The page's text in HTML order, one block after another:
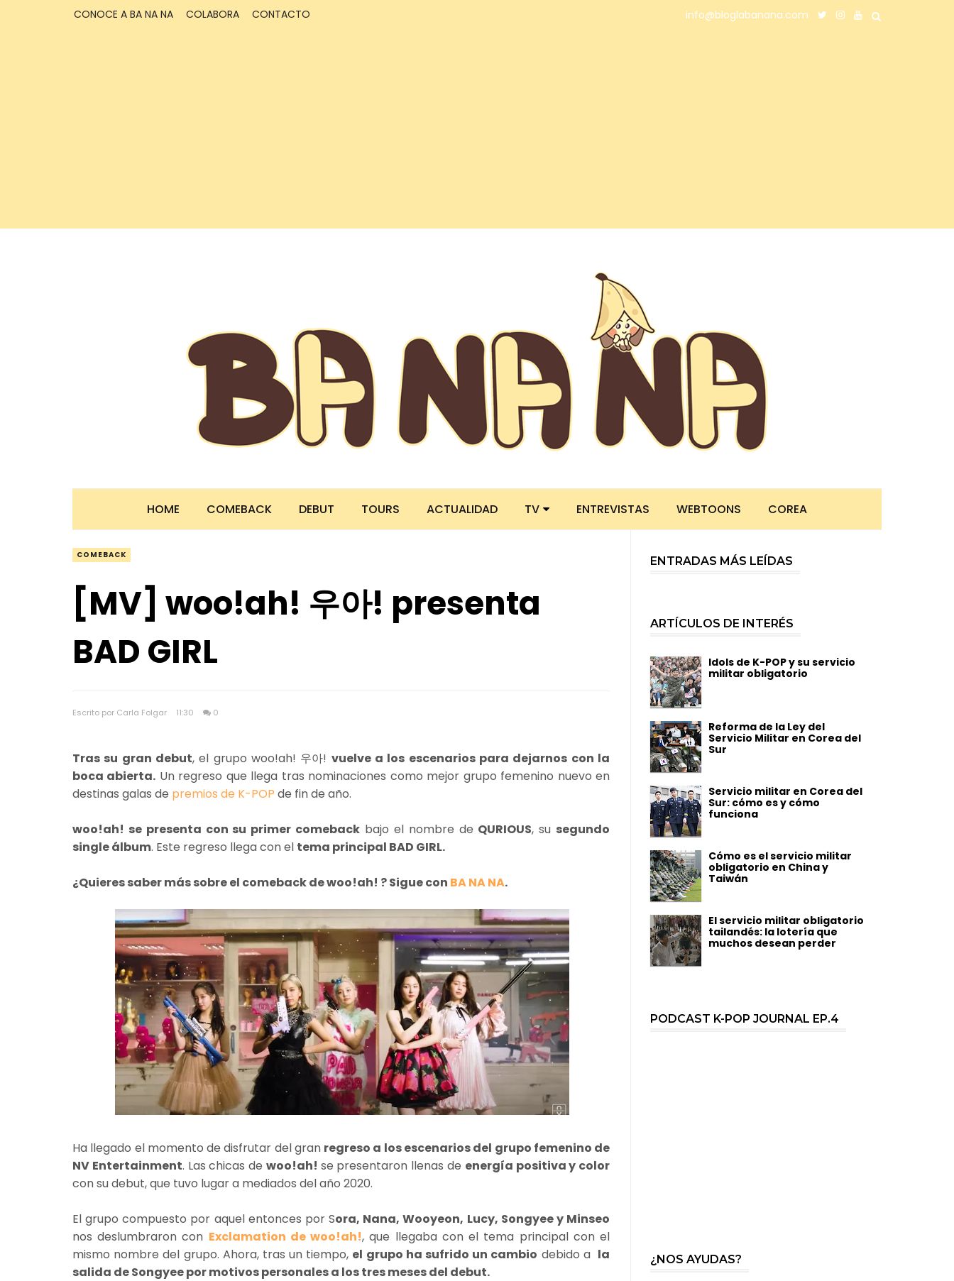
CONOCE A BA NA NA COLABORA CONTACTO info@bloglabanana.com
HOME COMEBACK DEBUT TOURS ACTUALIDAD TV ENTREVISTAS WEBTOONS COREA
COMEBACK
[MV] woo!ah! 우아! presenta
BAD GIRL
Escrito por Carla Folgar 11:30 0
Tras su gran debut, el grupo woo!ah! 우아! vuelve a los escenarios para dejarnos con la
boca abierta. Un regreso que llega tras nominaciones como mejor grupo femenino nuevo en
destinas galas de premios de K-POP de fin de año.
woo!ah! se presenta con su primer comeback bajo el nombre de QURIOUS, su segundo
single álbum. Este regreso llega con el tema principal BAD GIRL.
¿Quieres saber más sobre el comeback de woo!ah! ? Sigue con BA NA NA.
Ha llegado el momento de disfrutar del gran regreso a los escenarios del grupo femenino de
NV Entertainment. Las chicas de woo!ah! se presentaron llenas de energía positiva y color
con su debut, que tuvo lugar a mediados del año 2020.
El grupo compuesto por aquel entonces por Sora, Nana, Wooyeon, Lucy, Songyee y Minseo
nos deslumbraron con Exclamation de woo!ah!, que llegaba con el tema principal con el
mismo nombre del grupo. Ahora, tras un tiempo, el grupo ha sufrido un cambio debido a la
salida de Songyee por motivos personales a los tres meses del debut.
ENTRADAS MÁS LEÍDAS
ARTÍCULOS DE INTERÉS
Idols de K-POP y su servicio
militar obligatorio
Reforma de la Ley del
Servicio Militar en Corea del
Sur
Servicio militar en Corea del
Sur: cómo es y cómo
funciona
Cómo es el servicio militar
obligatorio en China y
Taiwán
El servicio militar obligatorio
tailandés: la lotería que
muchos desean perder
PODCAST K-POP JOURNAL EP.4
¿NOS AYUDAS?